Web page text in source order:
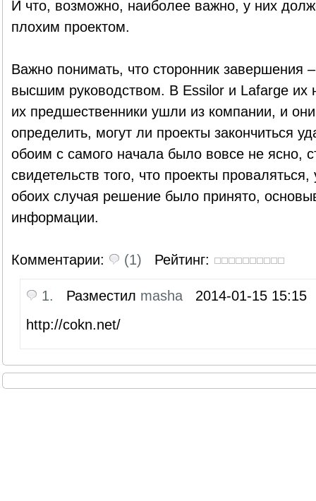
И что, возможно, наиболее важно, у них
плохим проектом.
Важно понимать, что сторонник завершения
высшим руководством. В Essilor и Lafarge их
их предшественники ушли из компании, и
определить, могут ли проекты закончиться
обоим с самого начала было вовсе не ясно,
свидетельств того, что проекты
обоих случая решение было принято,
информации.
Комментарии: (1) Рейтинг:
1. Разместил masha2014-01-15 15:15
http://cokn.net/